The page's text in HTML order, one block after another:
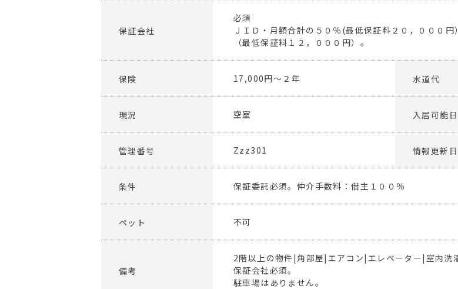
保証会社
必須
ＪＩＤ・月額合計の５０％(最低保証料２０，０００
（最低保証料１２，０００円）。
保険 17,000円～２年 水道代
現況 空室 入居可能日
管理番号 Zzz301 情報更新日
条件 保証委託必須。仲介手数料：借主１００％
ペット 不可
備考
2階以上の物件|角部屋|エアコン|エレベーター|室内洗
保証会社必須。
駐車場はありません。